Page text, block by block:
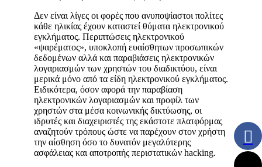
Δεν είναι λίγες οι φορές που ανυποψίαστοι πολίτες
κάθε ηλικίας έχουν καταστεί θύματα ηλεκτρονικού
εγκλήματος. Περιπτώσεις ηλεκτρονικού
«ψαρέματος», υποκλοπή ευαίσθητων προσωπικών
δεδομένων αλλά και παραβιάσεις ηλεκτρονικών
λογαριασμών των χρηστών του διαδικτύου, είναι
μερικά μόνο από τα είδη ηλεκτρονικού εγκλήματος.
Ειδικότερα, όσον αφορά την παραβίαση
ηλεκτρονικών λογαριασμών και προφίλ των
χρηστών στα μέσα κοινωνικής δικτύωσης, οι
ιδρυτές και διαχειριστές της εκάστοτε πλατφόρμας
αναζητούν τρόπους ώστε να παρέχουν στον χρήστη
την αίσθηση όσο το δυνατόν μεγαλύτερης
ασφάλειας και αποτροπής περιστατικών hacking.